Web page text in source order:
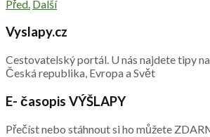
Před. Další
Vyslapy.cz
Cestovatelský portál. U nás najdete tipy
Česká republika, Evropa a Svět
E- časopis VÝŠLAPY
Přečíst nebo stáhnout si ho můžete